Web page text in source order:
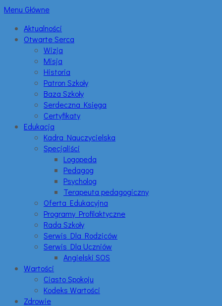
Menu Główne
Aktualności
Otwarte Serca
Wizja
Misja
Historia
Patron Szkoły
Baza Szkoły
Serdeczna Księga
Certyfikaty
Edukacja
Kadra Nauczycielska
Specjaliści
Logopeda
Pedagog
Psycholog
Terapeuta pedagogiczny
Oferta Edukacyjna
Programy Profilaktyczne
Rada Szkoły
Serwis Dla Rodziców
Serwis Dla Uczniów
Angielski SOS
Wartości
Ciasto Spokoju
Kodeks Wartości
Zdrowie